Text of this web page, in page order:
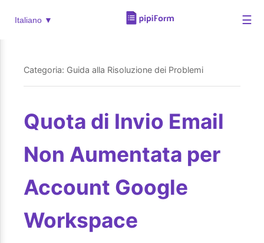
Italiano ▼ ☰
Categoria: Guida alla Risoluzione dei Problemi
Quota di Invio Email
Non Aumentata per
Account Google
Workspace